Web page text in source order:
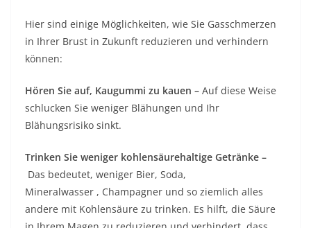
Hier sind einige Möglichkeiten, wie Sie Gasschmerzen
in Ihrer Brust in Zukunft reduzieren und verhindern
können:
Hören Sie auf, Kaugummi zu kauen – Auf diese Weise
schlucken Sie weniger Blähungen und Ihr
Blähungsrisiko sinkt.
Trinken Sie weniger kohlensäurehaltige Getränke –
Das bedeutet, weniger Bier, Soda,
Mineralwasser , Champagner und so ziemlich alles
andere mit Kohlensäure zu trinken. Es hilft, die Säure